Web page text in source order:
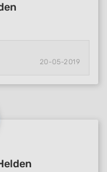
20-05-2019